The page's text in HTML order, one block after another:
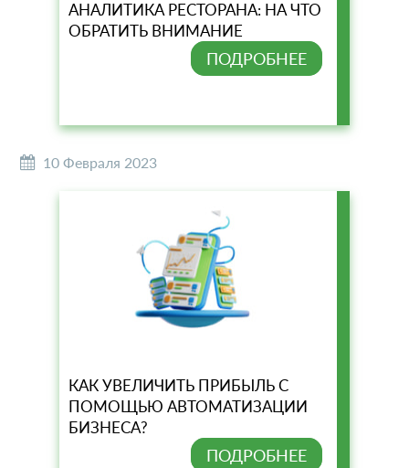
АНАЛИТИКА РЕСТОРАНА: НА ЧТО
ОБРАТИТЬ ВНИМАНИЕ
ПОДРОБНЕЕ
10 Февраля 2023
КАК УВЕЛИЧИТЬ ПРИБЫЛЬ С
ПОМОЩЬЮ АВТОМАТИЗАЦИИ
БИЗНЕСА?
ПОДРОБНЕЕ